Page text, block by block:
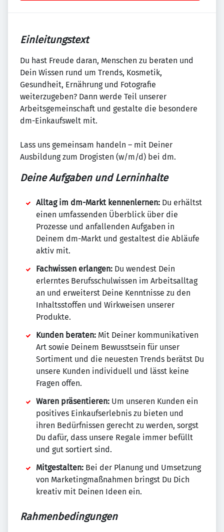
Einleitungstext
Du hast Freude daran, Menschen zu beraten und
Dein Wissen rund um Trends, Kosmetik,
Gesundheit, Ernährung und Fotografie
weiterzugeben? Dann werde Teil unserer
Arbeitsgemeinschaft und gestalte die besondere
dm-Einkaufswelt mit.
Lass uns gemeinsam handeln – mit Deiner
Ausbildung zum Drogisten (w/m/d) bei dm.
Deine Aufgaben und Lerninhalte
Alltag im dm-Markt kennenlernen: Du erhältst
einen umfassenden Überblick über die
Prozesse und anfallenden Aufgaben in
Deinem dm-Markt und gestaltest die Abläufe
aktiv mit.
Fachwissen erlangen: Du wendest Dein
erlerntes Berufsschulwissen im Arbeitsalltag
an und erweiterst Deine Kenntnisse zu den
Inhaltsstoffen und Wirkweisen unserer
Produkte.
Kunden beraten: Mit Deiner kommunikativen
Art sowie Deinem Bewusstsein für unser
Sortiment und die neuesten Trends berätst Du
unsere Kunden individuell und lässt keine
Fragen offen.
Waren präsentieren: Um unseren Kunden ein
positives Einkaufserlebnis zu bieten und
ihren Bedürfnissen gerecht zu werden, sorgst
Du dafür, dass unsere Regale immer befüllt
und gut sortiert sind.
Mitgestalten: Bei der Planung und Umsetzung
von Marketingmaßnahmen bringst Du Dich
kreativ mit Deinen Ideen ein.
Rahmenbedingungen